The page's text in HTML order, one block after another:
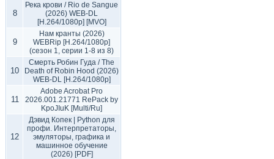
8
Река крови / Rio de Sangue
(2026) WEB-DL
[H.264/1080p] [MVO]
9
Нам кранты (2026)
WEBRip [H.264/1080p]
(сезон 1, серии 1-8 из 8)
10
Смерть Робин Гуда / The
Death of Robin Hood (2026)
WEB-DL [H.264/1080p]
11
Adobe Acrobat Pro
2026.001.21771 RePack by
KpoJIuK [Multi/Ru]
12
Дэвид Копек | Python для
профи. Интерпретаторы,
эмуляторы, графика и
машинное обучение
(2026) [PDF]